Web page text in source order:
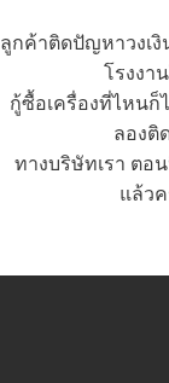
ลูกค้าติดปัญหาวงเงิ
โรงงา
กู้ซื้อเครื่องที่ไหนก็
ลองติ
ทางบริษัทเรา ตอน
แล้ว